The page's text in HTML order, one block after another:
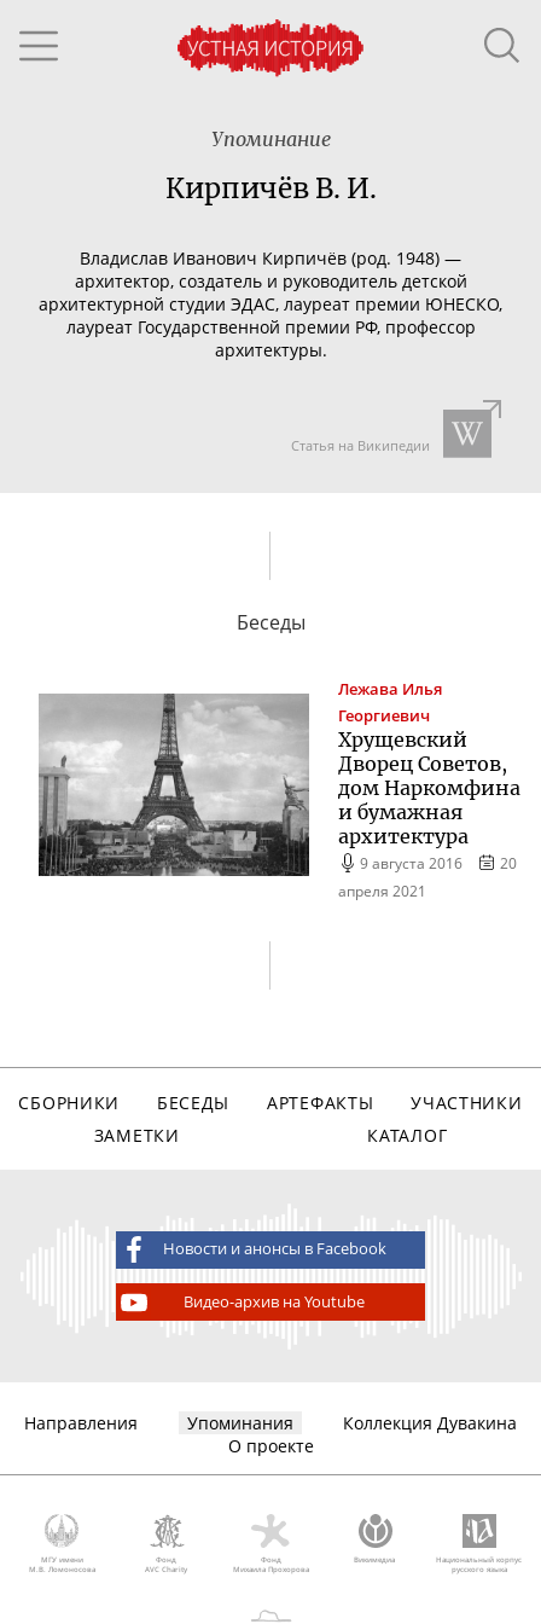
Упоминание
Кирпичёв В. И.
Владислав Иванович Кирпичёв (род. 1948) —
архитектор, создатель и руководитель детской
архитектурной студии ЭДАС, лауреат премии ЮНЕСКО,
лауреат Государственной премии РФ, профессор
архитектуры.
Статья на Википедии
Беседы
Лежава Илья
Георгиевич
Хрущевский
Дворец Советов,
дом Наркомфина
и бумажная
архитектура
9 августа 2016
20
апреля 2021
СБОРНИКИ БЕСЕДЫ АРТЕФАКТЫ
УЧАСТНИКИ
ЗАМЕТКИ
КАТАЛОГ
Новости и анонсы в Facebook
Видео-архив на Youtube
Направления Упоминания
Коллекция Дувакина
О проекте
МГУ имени
М.В. Ломоносова
Фонд
AVC Charity
Фонд
Михаила Прохорова
Викимедиа
Национальный корпус
русского языка